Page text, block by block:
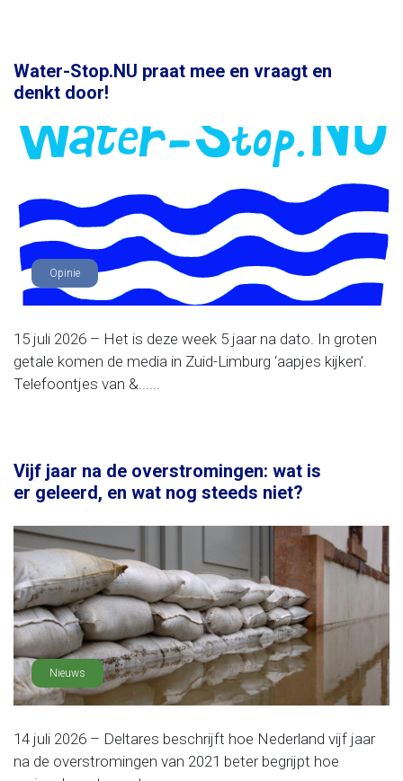
Water-Stop.NU praat mee en vraagt en
denkt door!
Opinie
15 juli 2026 – Het is deze week 5 jaar na dato. In groten
getale komen de media in Zuid-Limburg ‘aapjes kijken’.
Telefoontjes van &......
Vijf jaar na de overstromingen: wat is
er geleerd, en wat nog steeds niet?
Nieuws
14 juli 2026 – Deltares beschrijft hoe Nederland vijf jaar
na de overstromingen van 2021 beter begrijpt hoe